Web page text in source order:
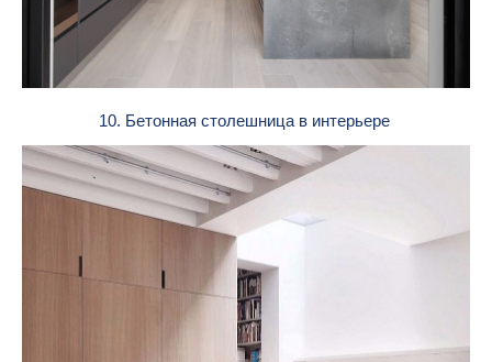
10. Бетонная столешница в интерьере